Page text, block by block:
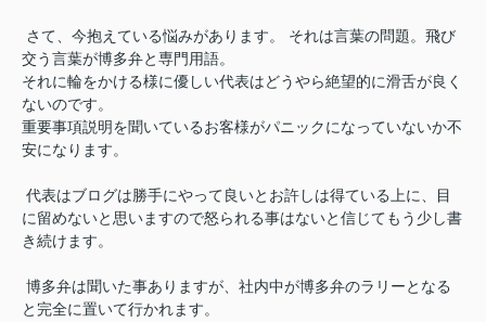
さて、今抱えている悩みがあります。 それは言葉の問題。飛び
交う言葉が博多弁と専門用語。
それに輪をかける様に優しい代表はどうやら絶望的に滑舌が良く
ないのです。
重要事項説明を聞いているお客様がパニックになっていないか不
安になります。
代表はブログは勝手にやって良いとお許しは得ている上に、目
に留めないと思いますので怒られる事はないと信じてもう少し書
き続けます。
博多弁は聞いた事ありますが、社内中が博多弁のラリーとなる
と完全に置いて行かれます。